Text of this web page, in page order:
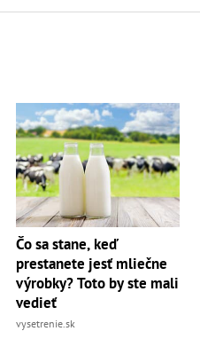
Čo sa stane, keď
prestanete jesť mliečne
výrobky? Toto by ste mali
vedieť
vysetrenie.sk